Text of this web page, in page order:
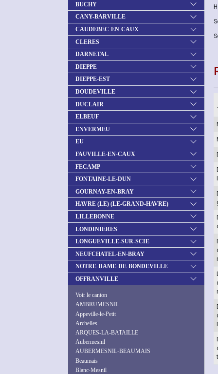
BUCHY
CANY-BARVILLE
CAUDEBEC-EN-CAUX
CLERES
DARNETAL
DIEPPE
DIEPPE-EST
DOUDEVILLE
DUCLAIR
ELBEUF
ENVERMEU
EU
FAUVILLE-EN-CAUX
FECAMP
FONTAINE-LE-DUN
GOURNAY-EN-BRAY
HAVRE (LE) (LE-GRAND-HAVRE)
LILLEBONNE
LONDINIERES
LONGUEVILLE-SUR-SCIE
NEUFCHATEL-EN-BRAY
NOTRE-DAME-DE-BONDEVILLE
OFFRANVILLE
Voir le canton
AMBRUMESNIL
Appeville-le-Petit
Archelles
ARQUES-LA-BATAILLE
Aubermesnil
AUBERMESNIL-BEAUMAIS
Beaumais
Blanc-Mesnil